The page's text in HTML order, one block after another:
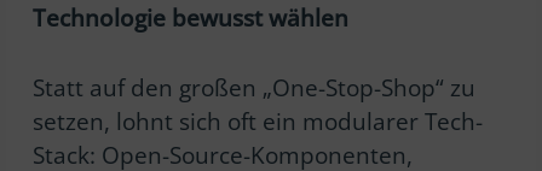
Technologie bewusst wählen
Statt auf den großen „One-Stop-Shop“ zu
setzen, lohnt sich oft ein modularer Tech-
Stack: Open-Source-Komponenten,